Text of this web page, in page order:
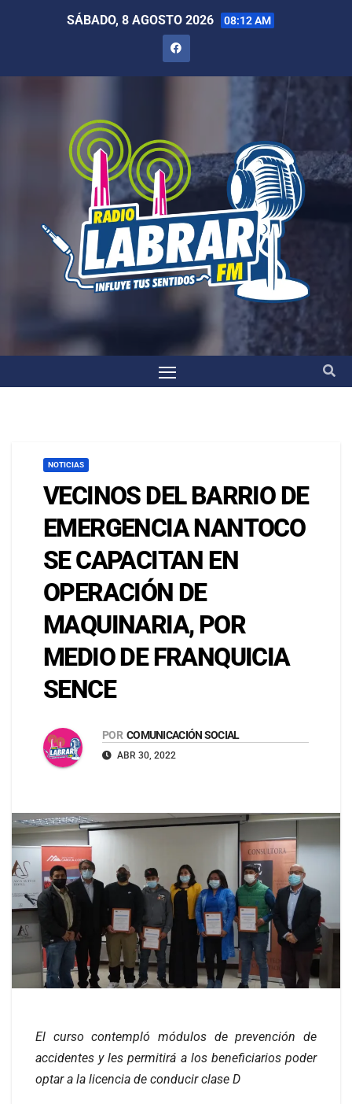
SÁBADO, 8 AGOSTO 2026 08:12 AM
NOTICIAS
VECINOS DEL BARRIO DE
EMERGENCIA NANTOCO
SE CAPACITAN EN
OPERACIÓN DE
MAQUINARIA, POR
MEDIO DE FRANQUICIA
SENCE
POR COMUNICACIÓN SOCIAL
ABR 30, 2022
El curso contempló módulos de prevención de
accidentes y les permitirá a los beneficiarios poder
optar a la licencia de conducir clase D